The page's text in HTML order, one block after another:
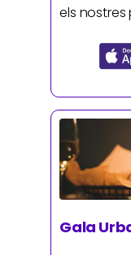
els
Gala